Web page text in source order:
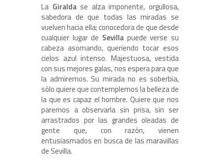
La Giraldase alza imponente, orgullosa,
sabedora de que todas las miradas se
vuelven hacia ella; conocedora de que desde
cualquier lugar de Sevilla puede verse su
cabeza asomando, queriendo tocar esos
cielos azul intenso. Majestuosa, vestida
con sus mejores galas, nos espera para que
la admiremos. Su mirada no es soberbia,
sólo quiere que contemplemos la belleza de
la que es capaz el hombre. Quiere que nos
paremos a observarla sin prisa, sin ser
arrastrados por las grandes oleadas de
gente que, con razón, vienen
entusiasmados en busca de las maravillas
de Sevilla.